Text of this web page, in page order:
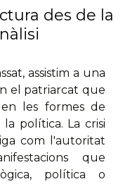
des de la
assistim a una
el patriarcat que
les formes de
política. La crisi
com l'autoritat
que
política o